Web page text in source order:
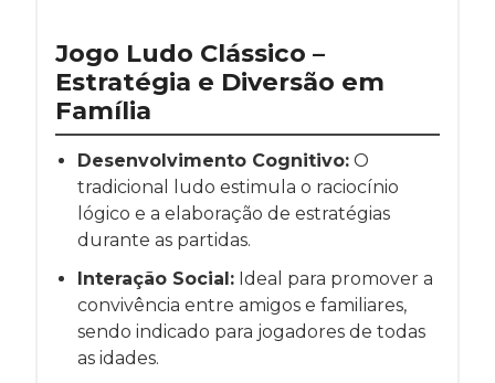
Jogo Ludo Clássico –
Estratégia e Diversão em
Família
Desenvolvimento Cognitivo: O
tradicional ludo estimula o raciocínio
lógico e a elaboração de estratégias
durante as partidas.
Interação Social: Ideal para promover a
convivência entre amigos e familiares,
sendo indicado para jogadores de todas
as idades.